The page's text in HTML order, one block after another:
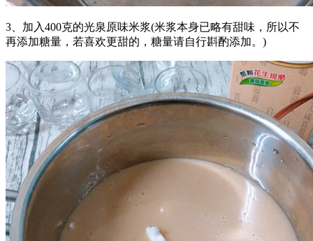
3、加入400克的光泉原味米浆(米浆本身已略有甜味，所以不
再添加糖量，若喜欢更甜的，糖量请自行斟酌添加。)